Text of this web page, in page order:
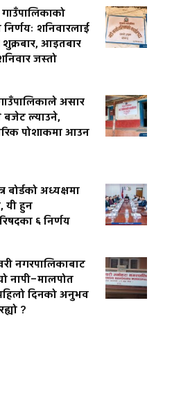
गाउँपालिकाको
शनिवारलाई
शुक्रबार, आइतबार
जस्तो
असार
बजेट ल्याउने,
पोशाकमा आउन
बोर्डको अध्यक्षमा
यी हुन
६ निर्णय
नगरपालिकाबाट
नापी–मालपोत
दिनको अनुभव
?